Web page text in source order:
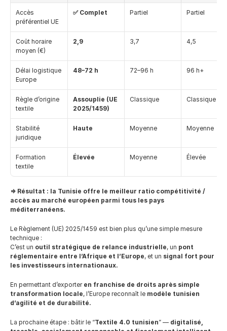
Accès
préférentiel UE
✅ Complet Partiel Partiel
Coût horaire
moyen (€)
2,9 3,7 4,5
Délai logistique
Europe
48–72 h 72–96 h 96 h+
Règle d’origine
textile
Assouplie (UE
2025/1459)
Classique Classique
Stabilité
juridique
Haute Moyenne Moyenne
Formation
textile
Élevée Moyenne Élevée
=> Résultat : la Tunisie offre le meilleur ratio compétitivité /
accès au marché européen parmi tous les pays
méditerranéens.
Le Règlement (UE) 2025/1459 est bien plus qu’une simple mesure
technique :
C’est un outil stratégique de relance industrielle, un pont
réglementaire entre l’Afrique et l’Europe, et un signal fort pour
les investisseurs internationaux.
En permettant d’exporter en franchise de droits après simple
transformation locale, l’Europe reconnaît le modèle tunisien
d’agilité et de durabilité.
La prochaine étape : bâtir le “Textile 4.0 tunisien” — digitalisé,